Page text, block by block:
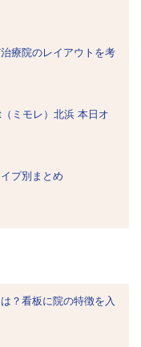
療院のレイアウトを考
ミモレ）北浜 本日オ
プ別まとめ
？看板に院の特徴を入